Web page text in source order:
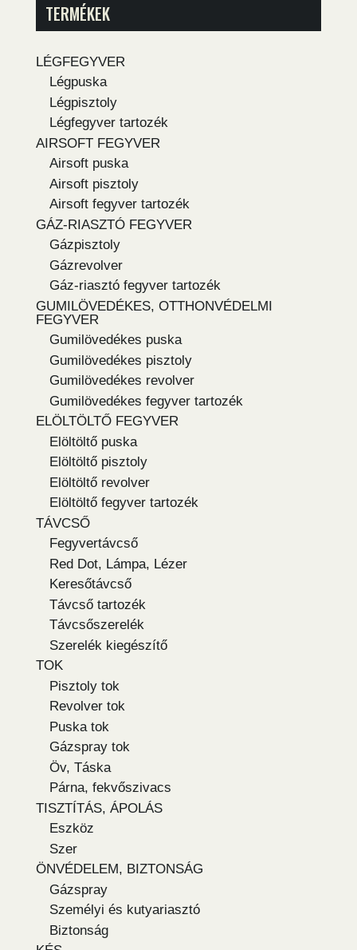
TERMÉKEK
LÉGFEGYVER
Légpuska
Légpisztoly
Légfegyver tartozék
AIRSOFT FEGYVER
Airsoft puska
Airsoft pisztoly
Airsoft fegyver tartozék
GÁZ-RIASZTÓ FEGYVER
Gázpisztoly
Gázrevolver
Gáz-riasztó fegyver tartozék
GUMILÖVEDÉKES, OTTHONVÉDELMI
FEGYVER
Gumilövedékes puska
Gumilövedékes pisztoly
Gumilövedékes revolver
Gumilövedékes fegyver tartozék
ELÖLTÖLTŐ FEGYVER
Elöltöltő puska
Elöltöltő pisztoly
Elöltöltő revolver
Elöltöltő fegyver tartozék
TÁVCSŐ
Fegyvertávcső
Red Dot, Lámpa, Lézer
Keresőtávcső
Távcső tartozék
Távcsőszerelék
Szerelék kiegészítő
TOK
Pisztoly tok
Revolver tok
Puska tok
Gázspray tok
Öv, Táska
Párna, fekvőszivacs
TISZTÍTÁS, ÁPOLÁS
Eszköz
Szer
ÖNVÉDELEM, BIZTONSÁG
Gázspray
Személyi és kutyariasztó
Biztonság